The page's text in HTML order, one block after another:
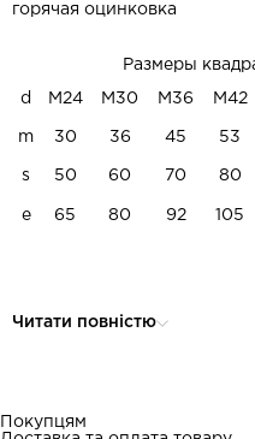
горячая оцинковка
Размеры
d М24 М30 М36 М42
m 30 36 45 53
s 50 60 70 80
e 65 80 92 105
Читати повністю
Покупцям